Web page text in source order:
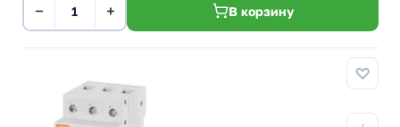
− + В корзину